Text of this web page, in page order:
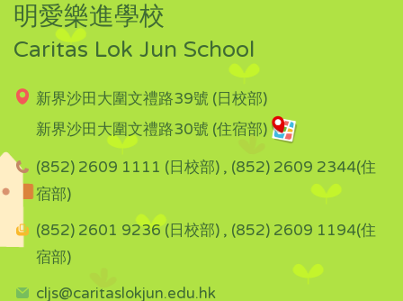
明愛樂進學校
Caritas Lok Jun School
新界沙田大圍文禮路39號 (日校部)
新界沙田大圍文禮路30號 (住宿部)
(852) 2609 1111 (日校部) , (852) 2609 2344(住
宿部)
(852) 2601 9236 (日校部) , (852) 2609 1194(住
宿部)
cljs@caritaslokjun.edu.hk